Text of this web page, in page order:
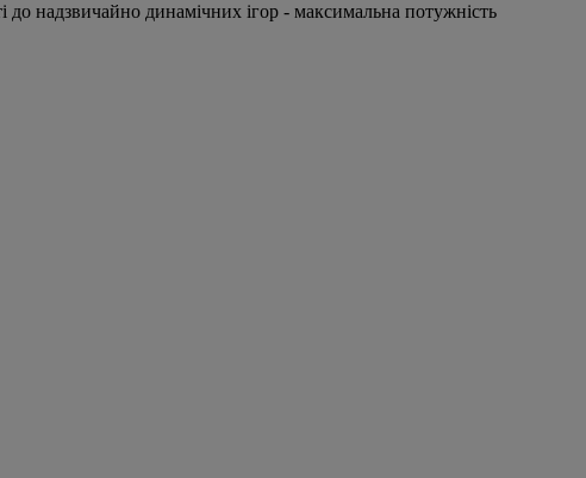
надзвичайно динамічних ігор - максимальна потужність